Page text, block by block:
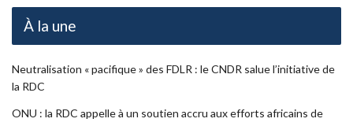
À la une
Neutralisation « pacifique » des FDLR : le CNDR salue l’initiative de
la RDC
ONU : la RDC appelle à un soutien accru aux efforts africains de